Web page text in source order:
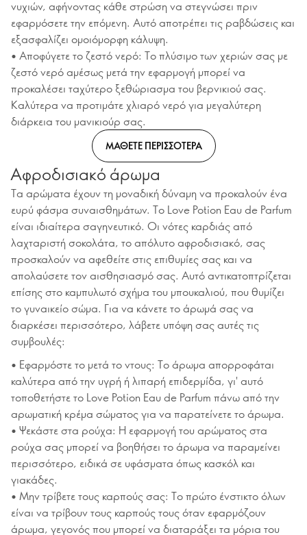
νυχιών, αφήνοντας κάθε στρώση να στεγνώσει πριν
εφαρμόσετε την επόμενη. Αυτό αποτρέπει τις ραβδώσεις και
εξασφαλίζει ομοιόμορφη κάλυψη.
• Αποφύγετε το ζεστό νερό: Το πλύσιμο των χεριών σας με
ζεστό νερό αμέσως μετά την εφαρμογή μπορεί να
προκαλέσει ταχύτερο ξεθώριασμα του βερνικιού σας.
Καλύτερα να προτιμάτε χλιαρό νερό για μεγαλύτερη
διάρκεια του μανικιούρ σας.
ΜΑΘΕΤΕ ΠΕΡΙΣΣΟΤΕΡΑ
Αφροδισιακό άρωμα
Τα αρώματα έχουν τη μοναδική δύναμη να προκαλούν ένα
ευρύ φάσμα συναισθημάτων. Το Love Potion Eau de Parfum
είναι ιδιαίτερα σαγηνευτικό. Οι νότες καρδιάς από
λαχταριστή σοκολάτα, το απόλυτο αφροδισιακό, σας
προσκαλούν να αφεθείτε στις επιθυμίες σας και να
απολαύσετε τον αισθησιασμό σας. Αυτό αντικατοπτρίζεται
επίσης στο καμπυλωτό σχήμα του μπουκαλιού, που θυμίζει
το γυναικείο σώμα. Για να κάνετε το άρωμά σας να
διαρκέσει περισσότερο, λάβετε υπόψη σας αυτές τις
συμβουλές:
• Εφαρμόστε το μετά το ντους: Το άρωμα απορροφάται
καλύτερα από την υγρή ή λιπαρή επιδερμίδα, γι' αυτό
τοποθετήστε το Love Potion Eau de Parfum πάνω από την
αρωματική κρέμα σώματος για να παρατείνετε το άρωμα.
• Ψεκάστε στα ρούχα: Η εφαρμογή του αρώματος στα
ρούχα σας μπορεί να βοηθήσει το άρωμα να παραμείνει
περισσότερο, ειδικά σε υφάσματα όπως κασκόλ και
γιακάδες.
• Μην τρίβετε τους καρπούς σας: Το πρώτο ένστικτο όλων
είναι να τρίβουν τους καρπούς τους όταν εφαρμόζουν
άρωμα, γεγονός που μπορεί να διαταράξει τα μόρια του